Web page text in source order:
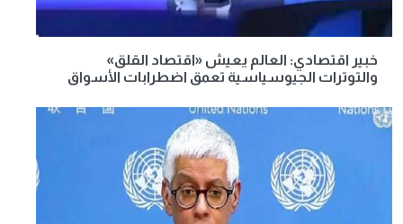
خبير اقتصادي: العالم يعيش «اقتصاد القلق»
والتوترات الجيوسياسية تعمق اضطرابات الأسواق